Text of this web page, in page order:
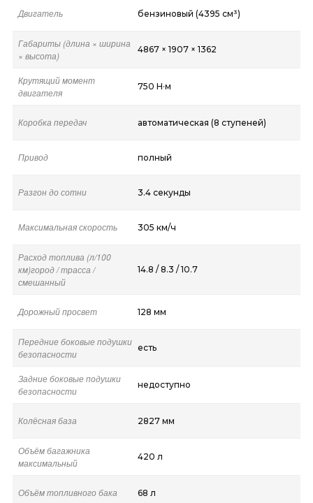
Двигатель бензиновый (4395 см³)
Габариты (длина × ширина
× высота)
4867 × 1907 × 1362
Крутящий момент
двигателя
750 Н·м
Коробка передач автоматическая (8 ступеней)
Привод полный
Разгон до сотни 3.4 секунды
Максимальная скорость 305 км/ч
Расход топлива (л/100
км)город / трасса /
смешанный
14.8 / 8.3 / 10.7
Дорожный просвет 128 мм
Передние боковые подушки
безопасности
есть
Задние боковые подушки
безопасности
недоступно
Колёсная база 2827 мм
Объём багажника
максимальный
420 л
Объём топливного бака 68 л